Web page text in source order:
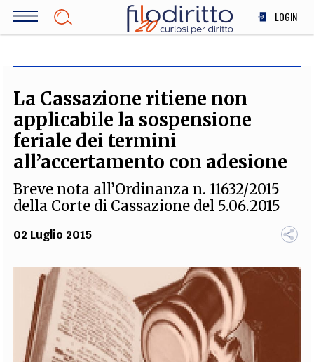
Salta
LOGIN
SOCIETÀ
MEDICINA
SCIENZA
STORIA E FILOSOFIA
ALTRO
FILODIRITTO REDAZIONE COMITATO SCIENTIFICO AUTORI
CURATORI
FOTOGRAFI PARTNER COLLABORA CON NOI
EXTRA
CODICI RUBRICHE LIBRI PROCEEDINGS PUBBLICITÀ CONTATTI
La Cassazione ritiene non
applicabile la sospensione
feriale dei termini
all’accertamento con adesione
Breve nota all’Ordinanza n. 11632/2015
della Corte di Cassazione del 5.06.2015
02 Luglio 2015